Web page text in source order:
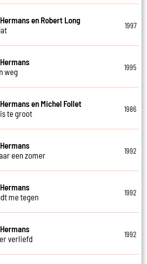
en Robert Long
1997
weg
1995
en Michel Follet
te groot
1986
een zomer
1992
me tegen
1992
verliefd
1992